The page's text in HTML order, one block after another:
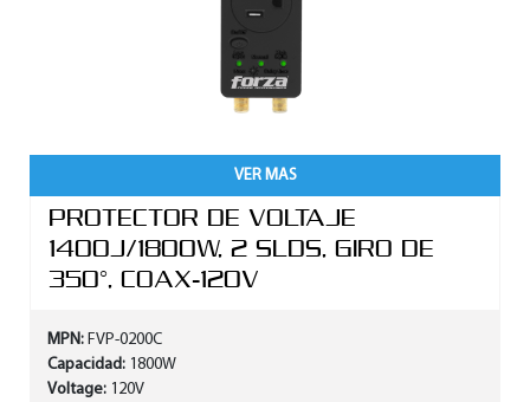
VER MAS
PROTECTOR DE VOLTAJE
1400J/1800W, 2 SLDS, GIRO DE
350°, COAX-120V
MPN: FVP-0200C
Capacidad: 1800W
Voltage: 120V